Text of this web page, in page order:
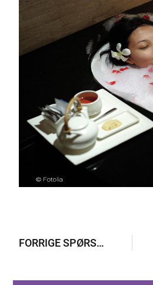
FORRIGE SPØRSMÅL